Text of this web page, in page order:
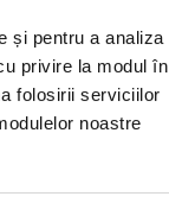
și pentru a analiza
privire la modul în
folosirii serviciilor
noastre